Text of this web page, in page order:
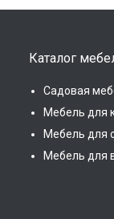
Каталог
Садовая
Мебель для
Мебель для
Мебель для